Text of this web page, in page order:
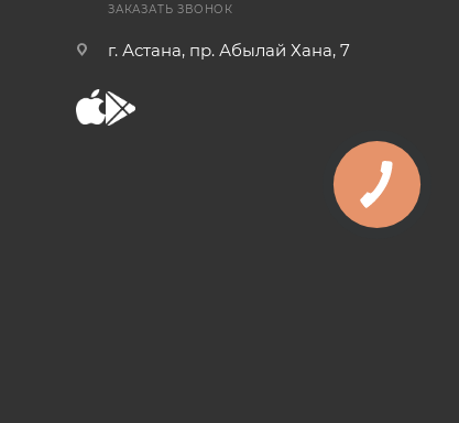
ЗАКАЗАТЬ ЗВОНОК
г. Астана, пр. Абылай Хана, 7